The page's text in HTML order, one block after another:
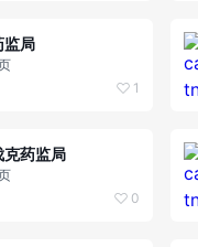
监局
1
克药监局
0